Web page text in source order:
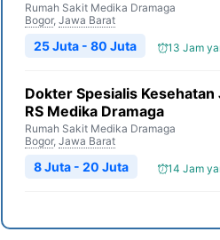
Rumah Sakit Medika Dramaga
Bogor, Jawa Barat
13 Jam
25 Juta - 80 Juta
Dokter Spesialis Kesehatan
RS Medika Dramaga
Rumah Sakit Medika Dramaga
Bogor, Jawa Barat
14 Jam
8 Juta - 20 Juta